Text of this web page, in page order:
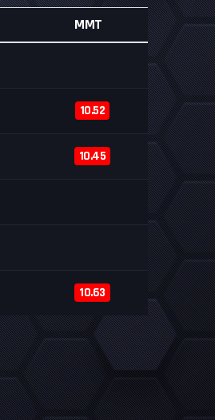
MMT
10.52
10.45
10.63